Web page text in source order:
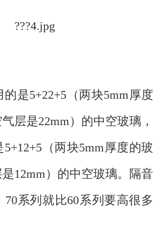
5+22+5（两块5mm厚度
层是22mm）的中空玻璃，
（两块5mm厚度的玻
12mm）的中空玻璃。隔音
70系列就比60系列要高很多